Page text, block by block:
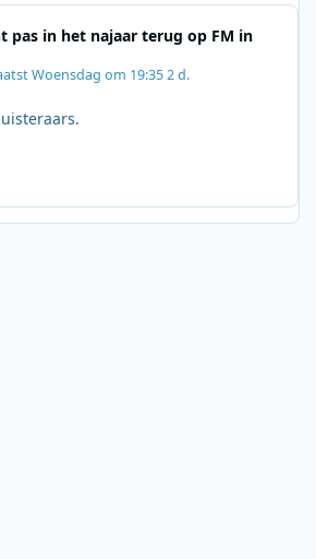
pas in het najaar terug op FM in
Woensdag om 19:352 d.